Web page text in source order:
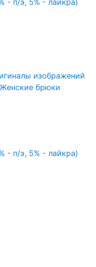
изображений
Женские брюки
- п/э, 5% - лайкра)